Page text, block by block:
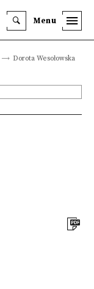
Menu
Dorota Wesołowska